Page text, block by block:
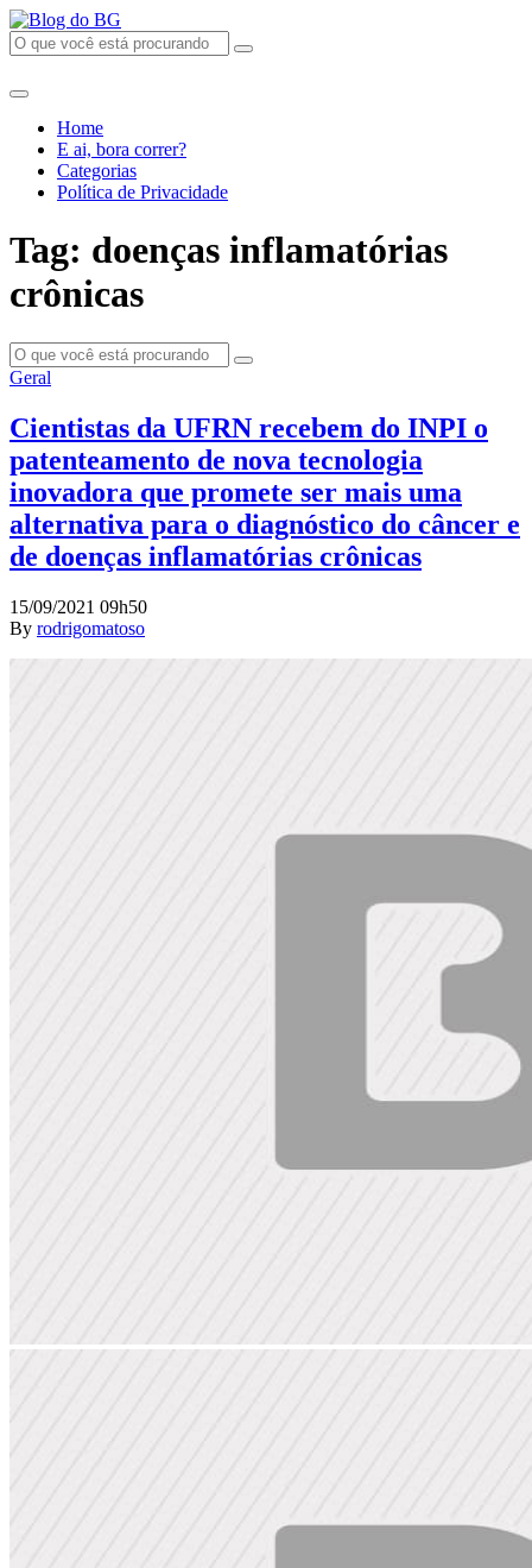
Home
E ai, bora correr?
Categorias
Política de Privacidade
Tag: doenças inflamatórias
crônicas
Geral
Cientistas da UFRN recebem do INPI o
patenteamento de nova tecnologia
inovadora que promete ser mais uma
alternativa para o diagnóstico do câncer e
de doenças inflamatórias crônicas
15/09/2021 09h50
By rodrigomatoso